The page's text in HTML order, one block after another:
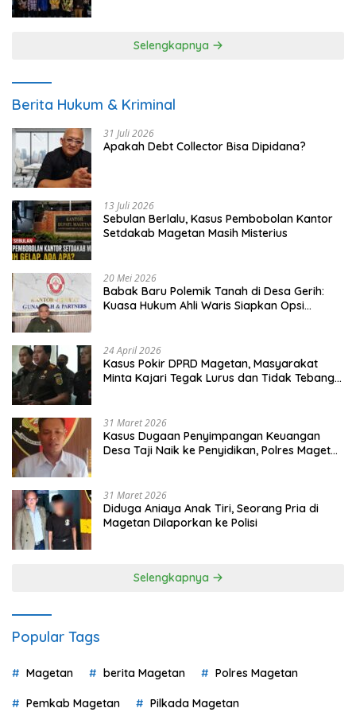
Selengkapnya
Berita Hukum & Kriminal
31 Juli 2026
Apakah Debt Collector Bisa Dipidana?
13 Juli 2026
Sebulan Berlalu, Kasus Pembobolan Kantor
Setdakab Magetan Masih Misterius
20 Mei 2026
Babak Baru Polemik Tanah di Desa Gerih:
Kuasa Hukum Ahli Waris Siapkan Opsi
24 April 2026
Kasus Pokir DPRD Magetan, Masyarakat
Minta Kajari Tegak Lurus dan Tidak Tebang
31 Maret 2026
Kasus Dugaan Penyimpangan Keuangan
Desa Taji Naik ke Penyidikan, Polres Magetan
31 Maret 2026
Diduga Aniaya Anak Tiri, Seorang Pria di
Magetan Dilaporkan ke Polisi
Selengkapnya
Popular Tags
Magetan berita Magetan Polres Magetan
Pemkab Magetan Pilkada Magetan